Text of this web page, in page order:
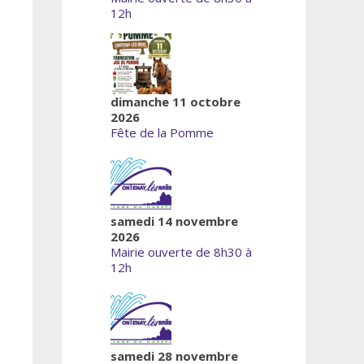
12h
dimanche 11 octobre
2026
Fête de la Pomme
samedi 14 novembre
2026
Mairie ouverte de 8h30 à
12h
samedi 28 novembre